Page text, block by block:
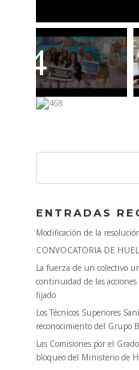
ENTRADAS
Modificación de la
CONVOCATORIA DE
La fuerza de un colectivo
continuidad de las
fijado
Los Técnicos Superiores
reconocimiento del Grupo B
Las Comisiones por el
bloqueo del Ministerio de